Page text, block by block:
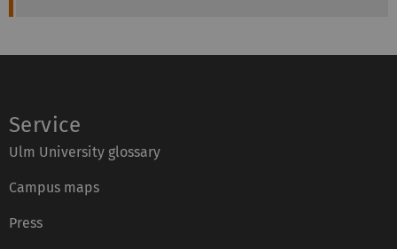
Service
Ulm University glossary
Campus maps
Press